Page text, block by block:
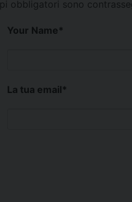
obbligatori sono
Your Name*
La tua email*